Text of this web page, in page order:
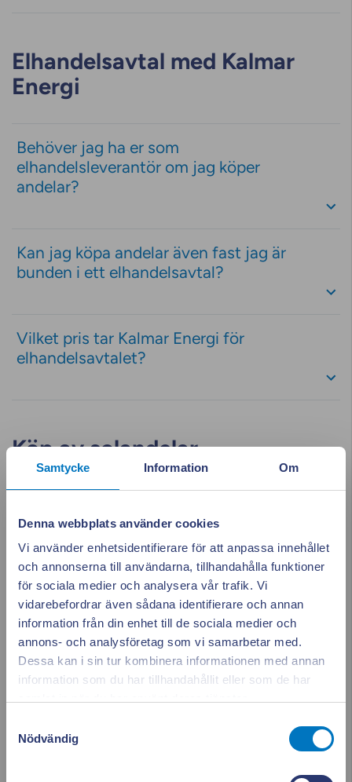
Samtycke Information Om
Denna webbplats använder cookies
Vi använder enhetsidentifierare för att anpassa innehållet
och annonserna till användarna, tillhandahålla funktioner
för sociala medier och analysera vår trafik. Vi
vidarebefordrar även sådana identifierare och annan
information från din enhet till de sociala medier och
annons- och analysföretag som vi samarbetar med.
Dessa kan i sin tur kombinera informationen med annan
information som du har tillhandahållit eller som de har
Nödvändig
Elhandelsavtal med Kalmar
Energi
Behöver jag ha er som
elhandelsleverantör om jag köper
andelar?
Kan jag köpa andelar även fast jag är
bunden i ett elhandelsavtal?
Vilket pris tar Kalmar Energi för
elhandelsavtalet?
Köp av solandelar
Arbetsförhållanden i
solcellsbranschen
Finns det problem med tvångsarbete i
solcellsbranschen överlag?
Kraftpojkarna och Svea solar in solceller?
Stäng
Appen ger dig
full koll på elen
Se vad som drar el i realtid. Använd elen smartare och